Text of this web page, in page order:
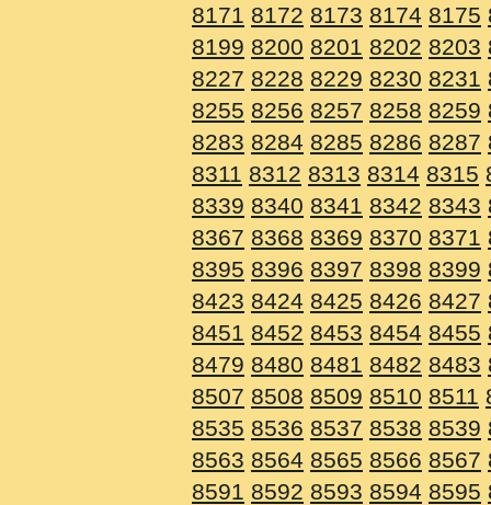
8171 8172 8173 8174 8175
8199 8200 8201 8202 8203
8227 8228 8229 8230 8231
8255 8256 8257 8258 8259
8283 8284 8285 8286 8287
8311 8312 8313 8314 8315
8339 8340 8341 8342 8343
8367 8368 8369 8370 8371
8395 8396 8397 8398 8399
8423 8424 8425 8426 8427
8451 8452 8453 8454 8455
8479 8480 8481 8482 8483
8507 8508 8509 8510 8511
8535 8536 8537 8538 8539
8563 8564 8565 8566 8567
8591 8592 8593 8594 8595